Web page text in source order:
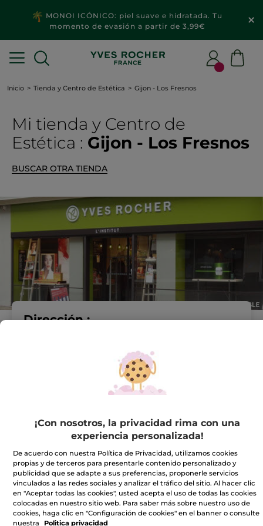
MONOI ICÓNICO: piel suave e hidratada. Tu
momento de evasión a partir de 3,99€
Inicio Tienda y Centro de Estética Gijon - Los Fresnos
Mi tienda y Centro de
Estética : Gijon - Los Fresnos
BUSCAR OTRA TIENDA
Dirección :
985142210
Horario comercial
Lunes
10:00 - 22:00
¡Con nosotros, la privacidad rima con una
experiencia personalizada!
De acuerdo con nuestra Política de Privacidad, utilizamos cookies
propias y de terceros para presentarle contenido personalizado y
publicidad que se adapte a sus preferencias, proponerle servicios
vinculados a las redes sociales y analizar el tráfico del sitio. Al hacer clic
en "Aceptar todas las cookies", usted acepta el uso de todas las cookies
colocadas en nuestro sitio web. Para saber más sobre nuestro uso de
cookies, haga clic en "Configuración de cookies" en el banner o consulte
nuestra
Politica privacidad